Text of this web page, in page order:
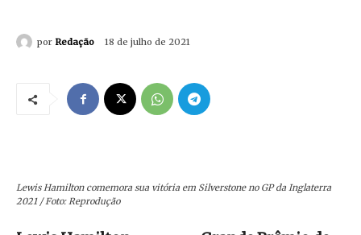
por Redação 18 de julho de 2021
Lewis Hamilton comemora sua vitória em Silverstone no GP da Inglaterra
2021 / Foto: Reprodução